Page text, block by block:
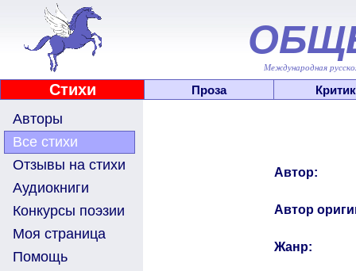
Международная
Стихи Проза
Авторы
Все стихи
Отзывы на стихи
Аудиокниги
Конкурсы поэзии
Моя страница
Помощь
Автор:
Автор
Жанр: